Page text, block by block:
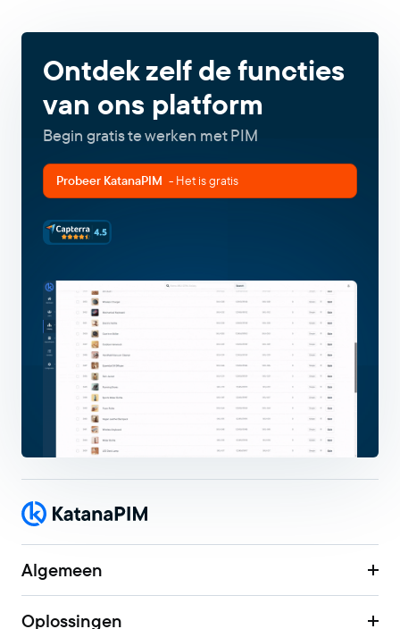
Ontdek zelf de functies
van ons platform
Begin gratis te werken met PIM
Probeer KatanaPIM - Het is gratis
Algemeen
Oplossingen